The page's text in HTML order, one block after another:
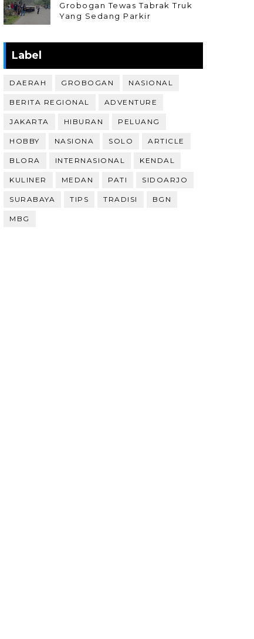
Grobogan Tewas Tabrak Truk
Yang Sedang Parkir
Label
DAERAH GROBOGAN NASIONAL
BERITA REGIONAL ADVENTURE
JAKARTA HIBURAN PELUANG
HOBBY NASIONA SOLO ARTICLE
BLORA INTERNASIONAL KENDAL
KULINER MEDAN PATI SIDOARJO
SURABAYA TIPS TRADISI BGN
MBG